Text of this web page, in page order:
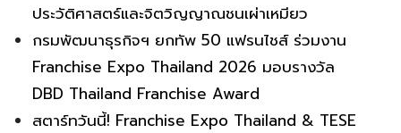
ประวัติศาสตร์และจิตวิญญาณชนเผ่าเหมียว
กรมพัฒนาธุรกิจฯ ยกทัพ 50 แฟรนไชส์ ร่วมงาน
Franchise Expo Thailand 2026 มอบรางวัล
DBD Thailand Franchise Award
สตาร์ทวันนี้! Franchise Expo Thailand & TESE